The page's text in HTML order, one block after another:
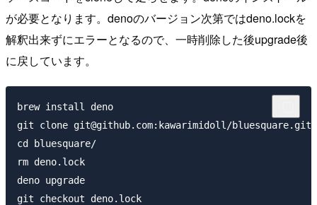
が必要となります。denoのバージョン次第ではdeno.lockを
解釈出来ずにエラーとなるので、一時削除した後upgrade後
に戻しています。
brew install deno
git clone git@github.com:kawarimidoll/bluesquare.git
cd bluesquare/
rm deno.lock
deno upgrade
git checkout deno.lock